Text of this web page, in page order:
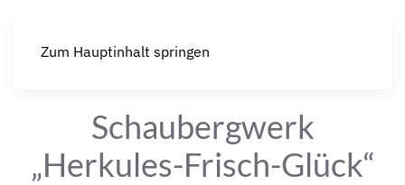
Zum Hauptinhalt springen
Schaubergwerk
„Herkules-Frisch-Glück“